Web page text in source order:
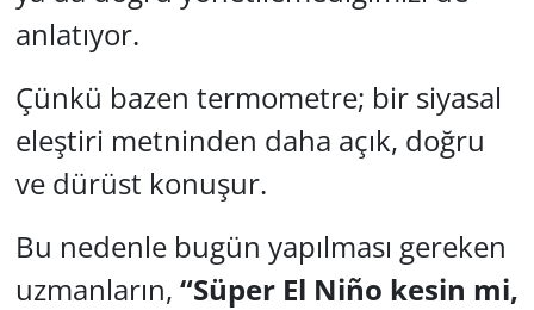
anlatıyor.
Çünkü bazen termometre; bir siyasal
eleştiri metninden daha açık, doğru
ve dürüst konuşur.
Bu nedenle bugün yapılması gereken
uzmanların, “Süper El Niño kesin mi,